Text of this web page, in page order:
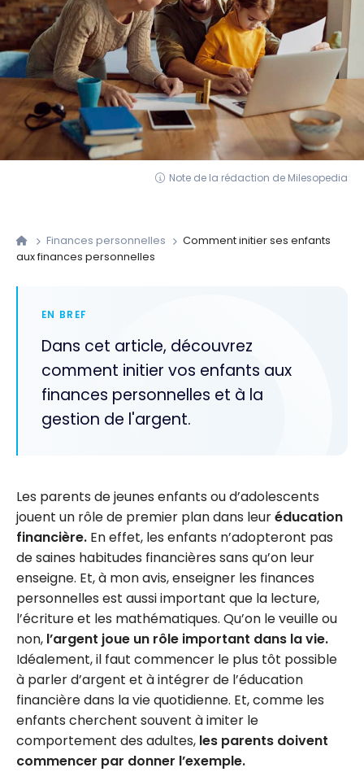
Note de la rédaction de Milesopedia
Finances personnelles
Comment initier ses enfants
aux finances personnelles
EN BREF
Dans cet article, découvrez
comment initier vos enfants aux
finances personnelles et à la
gestion de l'argent.
Les parents de jeunes enfants ou d’adolescents
jouent un rôle de premier plan dans leuréducation
financière. En effet, les enfants n’adopteront pas
de saines habitudes financières sans qu’on leur
enseigne. Et, à mon avis, enseigner les finances
personnelles est aussi important que la lecture,
l’écriture et les mathématiques. Qu’on le veuille ou
non, l’argent joue un rôle important dans la vie.
Idéalement, il faut commencer le plus tôt possible
à parler d’argent et à intégrer de l’éducation
financière dans la vie quotidienne. Et, comme les
enfants cherchent souvent à imiter le
comportement des adultes, les parents doivent
commencer par donner l’exemple.